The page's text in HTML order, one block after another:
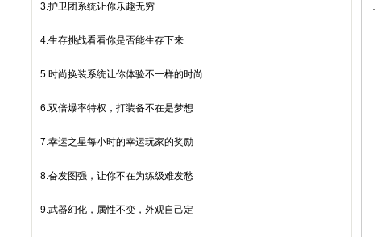
3.护卫团系统让你乐趣无穷
4.生存挑战看看你是否能生存下来
5.时尚换装系统让你体验不一样的时尚
6.双倍爆率特权，打装备不在是梦想
7.幸运之星每小时的幸运玩家的奖励
8.奋发图强，让你不在为练级难发愁
9.武器幻化，属性不变，外观自己定
·